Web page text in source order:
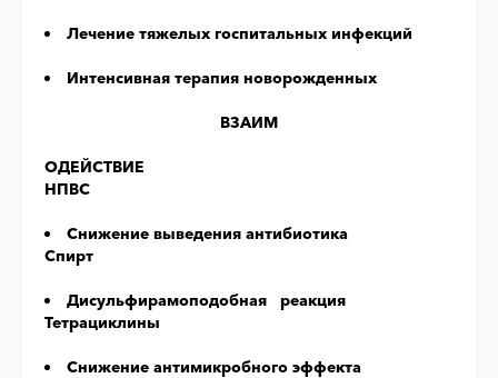
Лечение тяжелых госпитальных инфекций
Интенсивная терапия новорожденных
ВЗАИМ
ОДЕЙСТВИЕ
НПВС
Cнижение выведения антибиотика
Спирт
Дисульфирамоподобная реакция
Тетрациклины
Снижение антимикробного эффекта